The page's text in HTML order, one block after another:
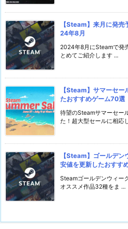
【Steam】来月に発
24年8月
2024年8月にSteamで発
とめてご紹介します ...
【Steam】サマーセ
たおすすめゲーム70選
待望のSteamサマーセー
た！超大型セールに相応
【Steam】ゴールデ
安値を更新したおすす
Steamゴールデンウィー
オススメ作品32種をま ...